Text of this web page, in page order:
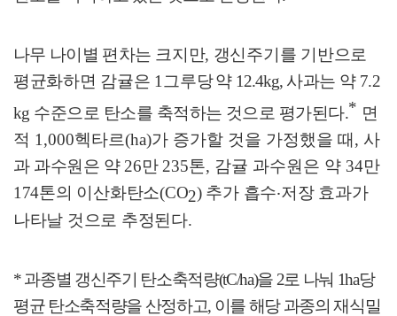
나무 나이별 편차는 크지만, 갱신주기를 기반으로
평균화하면 감귤은 1 그루당 약 12.4kg, 사과는 약 7.2
kg 수준으로 탄소를 축적하는 것으로 평가된다.* 면
적 1,000헥타르(ha)가 증가할 것을 가정했을 때, 사
과 과수원은 약 26만 235톤, 감귤 과수원은 약 34만
174톤의 이산화탄소(CO2) 추가 흡수‧저장 효과가
나타날 것으로 추정된다.
*과종별 갱신주기 탄소축적량(tC/ha)을 2로 나눠 1ha당
평균 탄소축적량을 산정하고, 이를 해당 과종의 재식밀